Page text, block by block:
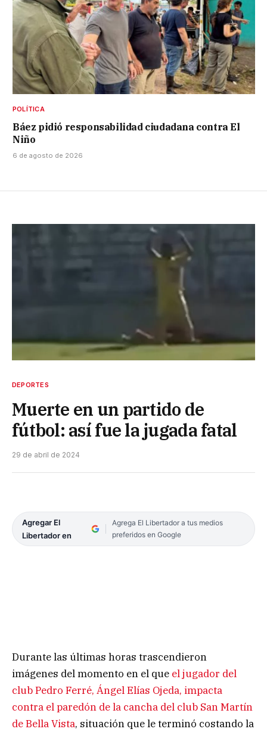
POLÍTICA
Báez pidió responsabilidad ciudadana contra El
Niño
6 de agosto de 2026
DEPORTES
Muerte en un partido de
fútbol: así fue la jugada fatal
29 de abril de 2024
Agregar El
Libertador en
Agrega El Libertador a tus medios
preferidos en Google
Durante las últimas horas trascendieron
imágenes del momento en el que el jugador del
club Pedro Ferré, Ángel Elías Ojeda, impacta
contra el paredón de la cancha del club San Martín
de Bella Vista, situación que le terminó costando la